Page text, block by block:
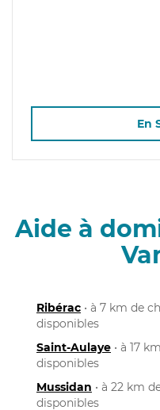
En
Aide à
Ribérac • à 7 km de
disponibles
Saint-Aulaye • à 17
disponibles
Mussidan • à 22 km
disponibles